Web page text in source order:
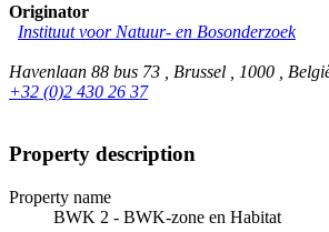
Originator
Instituut voor Natuur- en Bosonderzoek
Havenlaan 88 bus 73 , Brussel , 1000 ,
+32 (0)2 430 26 37
Property description
Property name
BWK 2 - BWK-zone en Habitat